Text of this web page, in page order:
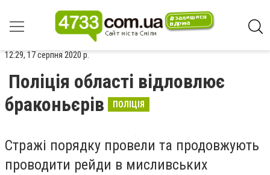
12:29, 17 серпня 2020 р.
Поліція області відловлює
браконьєрів
ПОЛІЦІЯ
Стражі порядку провели та продовжують
проводити рейди в мисливських